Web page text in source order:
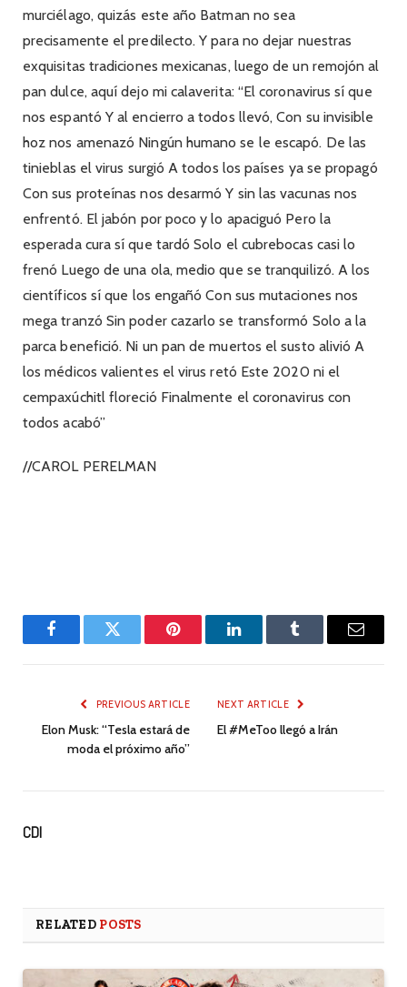
murciélago, quizás este año Batman no sea
precisamente el predilecto. Y para no dejar nuestras
exquisitas tradiciones mexicanas, luego de un remojón al
pan dulce, aquí dejo mi calaverita: “El coronavirus sí que
nos espantó Y al encierro a todos llevó, Con su invisible
hoz nos amenazó Ningún humano se le escapó. De las
tinieblas el virus surgió A todos los países ya se propagó
Con sus proteínas nos desarmó Y sin las vacunas nos
enfrentó. El jabón por poco y lo apaciguó Pero la
esperada cura sí que tardó Solo el cubrebocas casi lo
frenó Luego de una ola, medio que se tranquilizó. A los
científicos sí que los engañó Con sus mutaciones nos
mega tranzó Sin poder cazarlo se transformó Solo a la
parca benefició. Ni un pan de muertos el susto alivió A
los médicos valientes el virus retó Este 2020 ni el
cempaxúchitl floreció Finalmente el coronavirus con
todos acabó”
//CAROL PERELMAN
FacebookTwitter Pinterest LinkedInTumblr Email
PREVIOUS ARTICLE
Elon Musk: “Tesla estará de
moda el próximo año”
NEXT ARTICLE
El #MeToo llegó a Irán
CDI
RELATED POSTS